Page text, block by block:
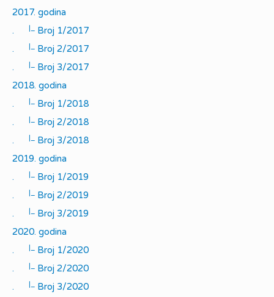
2017. godina
.
|_
Broj 1/2017
.
|_
Broj 2/2017
.
|_
Broj 3/2017
2018. godina
.
|_
Broj 1/2018
.
|_
Broj 2/2018
.
|_
Broj 3/2018
2019. godina
.
|_
Broj 1/2019
.
|_
Broj 2/2019
.
|_
Broj 3/2019
2020. godina
.
|_
Broj 1/2020
.
|_
Broj 2/2020
.
|_
Broj 3/2020